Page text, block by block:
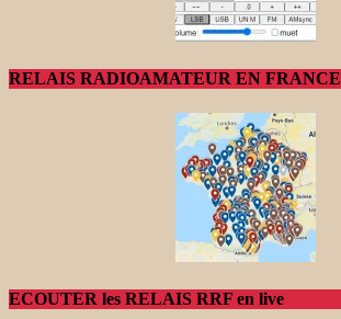
RELAIS RADIOAMATEUR EN FRANCE
ECOUTER les RELAIS RRF en live